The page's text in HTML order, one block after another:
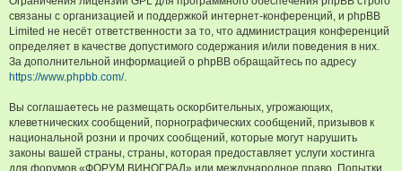
связаны с организацией и поддержкой интернет-конференций, и phpBB
Limited не несёт ответственности за то, что администрация конференций
определяет в качестве допустимого содержания и/или поведения в них.
За дополнительной информацией о phpBB обращайтесь по адресу
https://www.phpbb.com/.
Вы соглашаетесь не размещать оскорбительных, угрожающих,
клеветнических сообщений, порнографических сообщений, призывов к
национальной розни и прочих сообщений, которые могут нарушить
законы вашей страны, страны, которая предоставляет услуги хостинга
для форумов «ФОРУМ ВИНОГРАД» или международное право. Попытки